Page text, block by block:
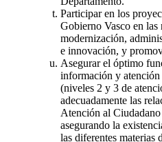
Participar en los
Gobierno Vasco en las
modernización,
e innovación, y
Asegurar el óptimo
información y
(niveles 2 y 3 de
adecuadamente las
Atención al
asegurando la
las diferentes materias